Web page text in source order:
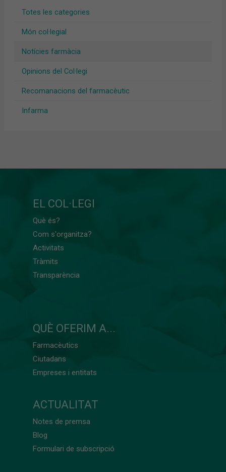
Totes les categories
Món col·legial
Notícies farmàcia
Opinions del Col·legi
Recomanacions del farmacèutic
Infarma
EL COL·LEGI
Què és?
Com s'organitza?
Activitats
Tràmits
Transparència
QUÈ OFERIM A...
Farmacèutics
Ciutadans
Empreses i entitats
ACTUALITAT
Notes de premsa
Blog
Formulari de subscripció